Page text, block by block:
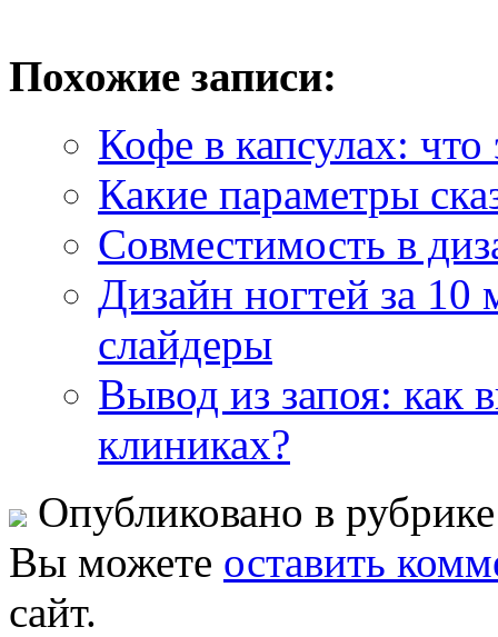
Похожие записи:
Кофе в капсулах:
Какие параметры
Совместимость в
Дизайн ногтей за 10
слайдеры
Вывод из запоя: как
клиниках?
Опубликовано в
Вы можете оставить
сайт.